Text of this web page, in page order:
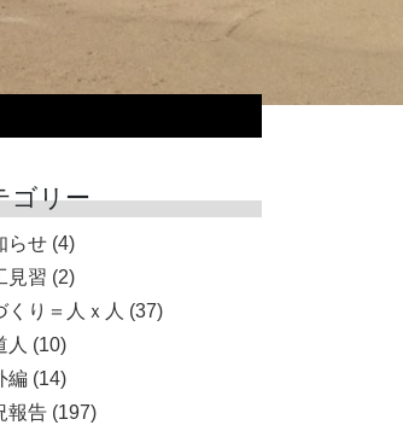
ゴリー
らせ (4)
見習 (2)
くり＝人ｘ人 (37)
人 (10)
編 (14)
報告 (197)